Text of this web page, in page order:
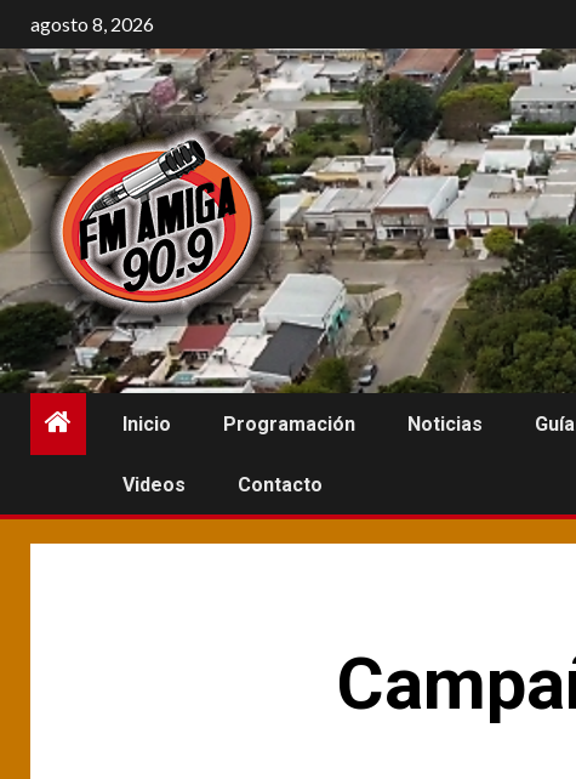
al
contenido
agosto 8, 2026
Inicio Programación Noticias
Videos Contacto